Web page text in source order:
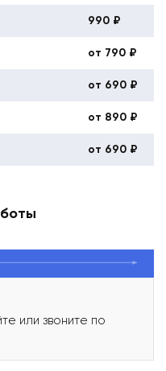
990 ₽
от 790 ₽
от 690 ₽
от 890 ₽
от 690 ₽
или звоните по